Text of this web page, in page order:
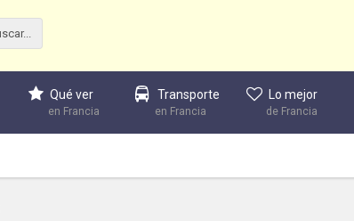
Qué ver
en Francia
Transporte
en Francia
Lo mejor
de Francia